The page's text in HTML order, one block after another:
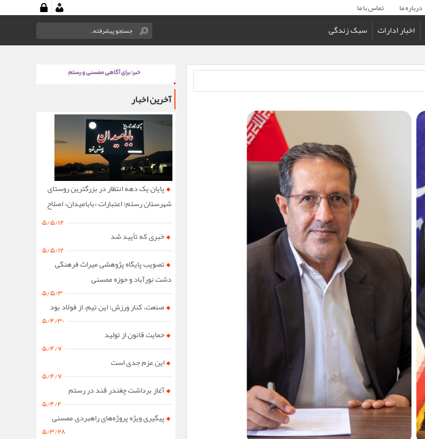
درباره ما تماس با ما
اخبار ادارات سبک زندگی
آخرین اخبار
پایان یک دهه انتظار در بزرگترین روستای
شهرستان رستم؛ اعتبارات «بابامیدان» اصلاح
۵/۵/۱۲
خبری که تأیید شد
۵/۵/۱۲
تصویب پایگاه پژوهشی میراث فرهنگی
دشت نورآباد و حوزه ممسنی
۵/۵/۳
صنعت، کنار ورزش؛ این تیم، از فولاد بود
۵/۴/۳۰
حمایت قانون از تولید
۵/۴/۷
این عزم جدی است
۵/۴/۷
آغاز برداشت چغندر قند در رستم
۵/۴/۲
پیگیری ویژه پروژه‌های راهبردی ممسنی
۵/۳/۲۸